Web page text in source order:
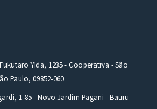
Yida, 1235 - Cooperativa - São
Paulo, 09852-060
1-85 - Novo Jardim Pagani - Bauru -